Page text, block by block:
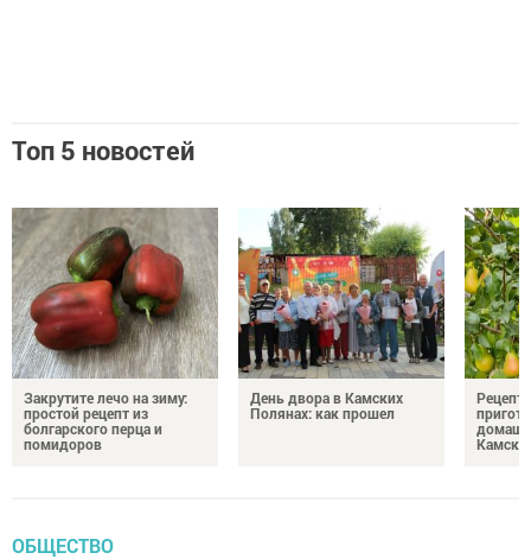
Топ 5 новостей
Закрутите лечо на зиму:
простой рецепт из
болгарского перца и
помидоров
День двора в Камских
Полянах: как прошел
ОБЩЕСТВО